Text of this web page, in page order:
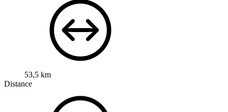
53,5 km
Distance